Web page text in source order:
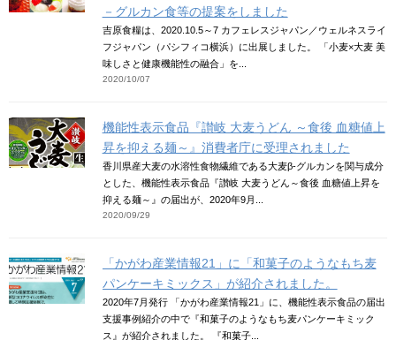
－グルカン食等の提案をしました
吉原食糧は、2020.10.5～7 カフェレスジャパン／ウェルネスライ
フジャパン（パシフィコ横浜）に出展しました。 「小麦×大麦 美
味しさと健康機能性の融合」を...
2020/10/07
機能性表示食品『讃岐 大麦うどん ～食後 血糖値上
昇を抑える麺～』消費者庁に受理されました
香川県産大麦の水溶性食物繊維である大麦β-グルカンを関与成分
とした、機能性表示食品『讃岐 大麦うどん～食後 血糖値上昇を
抑える麺～』の届出が、2020年9月...
2020/09/29
「かがわ産業情報21」に「和菓子のようなもち麦
パンケーキミックス」が紹介されました。
2020年7月発行 「かがわ産業情報21」に、機能性表示食品の届出
支援事例紹介の中で『和菓子のようなもち麦パンケーキミック
ス』が紹介されました。 『和菓子...